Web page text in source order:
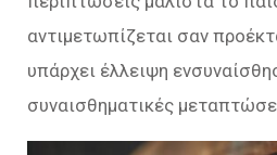
αντιμετωπίζεται σαν
υπάρχει έλλειψη
συναισθηματικές